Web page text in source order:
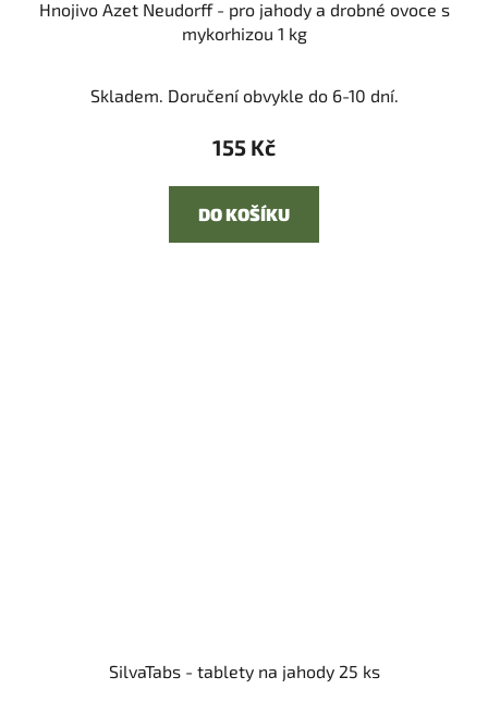
Hnojivo Azet Neudorff - pro jahody a drobné ovoce s
mykorhizou 1 kg
Skladem. Doručení obvykle do 6-10 dní.
155 Kč
DO KOŠÍKU
SilvaTabs - tablety na jahody 25 ks